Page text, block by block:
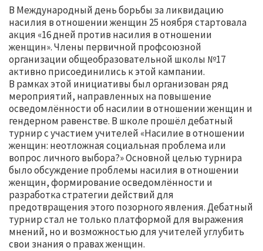
В Международный день борьбы за ликвидацию
насилия в отношении женщин 25 ноября стартовала
акция «16 дней против насилия в отношении
женщин». Члены первичной профсоюзной
организации общеобразовательной школы №17
активно присоединились к этой кампании.
В рамках этой инициативы был организован ряд
мероприятий, направленных на повышение
осведомлённости об насилии в отношении женщин и
гендерном равенстве. В школе прошёл дебатный
турнир с участием учителей «Насилие в отношении
женщин: неотложная социальная проблема или
вопрос личного выбора?» Основной целью турнира
было обсуждение проблемы насилия в отношении
женщин, формирование осведомлённости и
разработка стратегии действий для
предотвращения этого позорного явления. Дебатный
турнир стал не только платформой для выражения
мнений, но и возможностью для учителей углубить
свои знания о правах женщин.